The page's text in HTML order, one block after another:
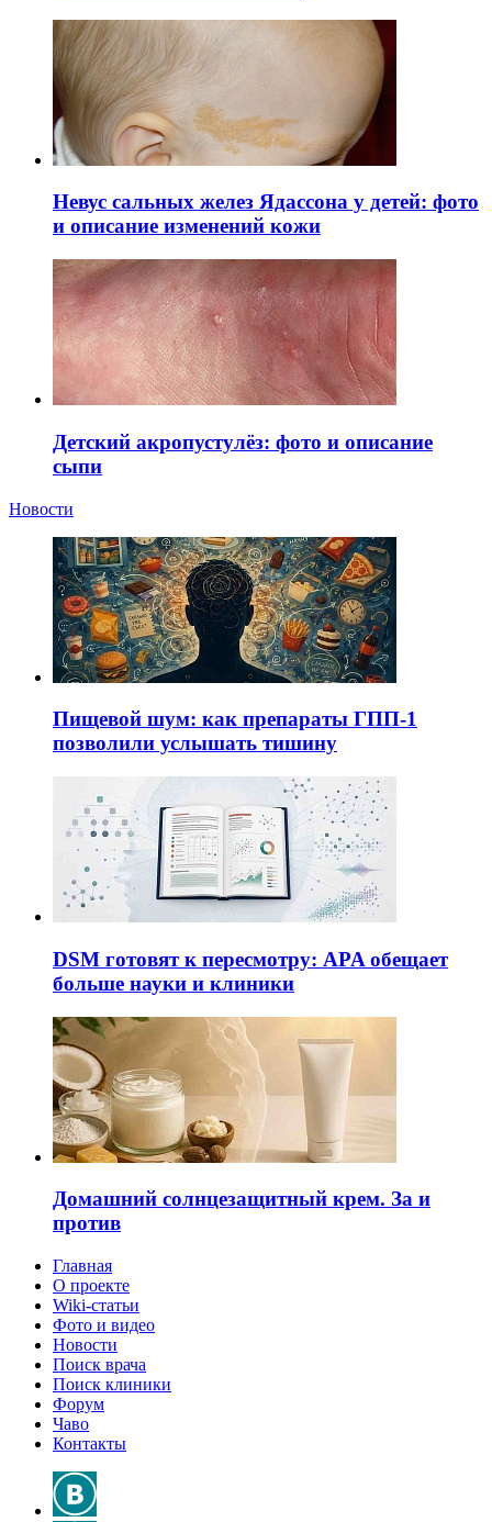
Невус сальных желез Ядассона у детей: фото
и описание изменений кожи
Детский акропустулёз: фото и описание
сыпи
Новости
Пищевой шум: как препараты ГПП-1
позволили услышать тишину
DSM готовят к пересмотру: APA обещает
больше науки и клиники
Домашний солнцезащитный крем. За и
против
Главная
О проекте
Wiki-статьи
Фото и видео
Новости
Поиск врача
Поиск клиники
Форум
Чаво
Контакты